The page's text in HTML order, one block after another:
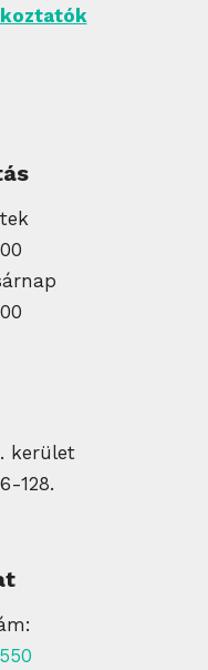
kerület
128.